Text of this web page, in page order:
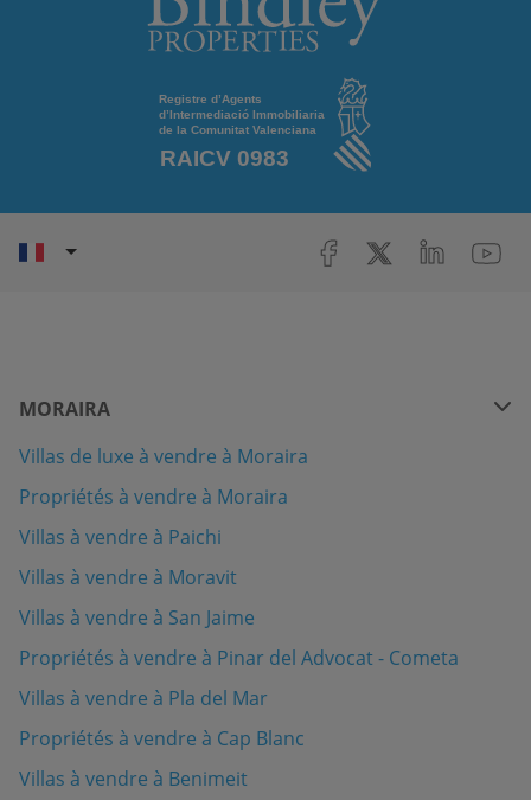
MORAIRA
Villas de luxe à vendre à Moraira
Propriétés à vendre à Moraira
Villas à vendre à Paichi
Villas à vendre à Moravit
Villas à vendre à San Jaime
Propriétés à vendre à Pinar del Advocat - Cometa
Villas à vendre à Pla del Mar
Propriétés à vendre à Cap Blanc
Villas à vendre à Benimeit